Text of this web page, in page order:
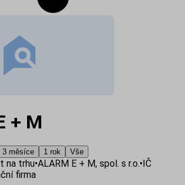
+ M
3 měsíce 1 rok Vše
na trhu•ALARM E + M, spol. s r.o.•IČ
firma